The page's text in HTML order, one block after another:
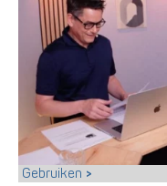
Gebruiken